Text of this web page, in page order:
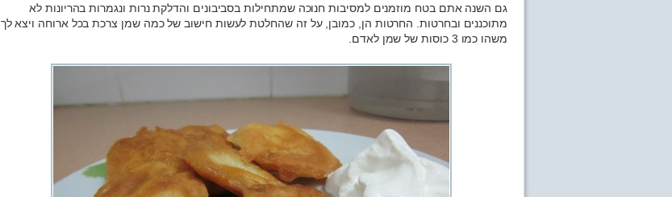
גם השנה אתם בטח מוזמנים למסיבות חנוכה שמתחילות בסביבונים והדלקת נרות ונגמרות בהריונות לא
מתוכננים ובחרטות. החרטות הן, כמובן, על זה שהחלטת לעשות חישוב של כמה שמן צרכת בכל ארוחה ויצא לך
משהו כמו 3 כוסות של שמן לאדם.